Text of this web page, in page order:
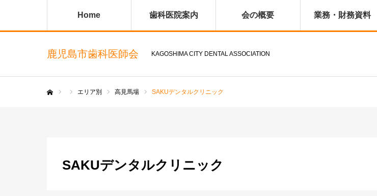
鹿児島市歯科医師会 KAGOSHIMA CITY DENTAL ASSOCIATION
Home 歯科医院案内 会の概要 業務・財務資料
エリア別 高見馬場 SAKUデンタルクリニック
SAKUデンタルクリニック